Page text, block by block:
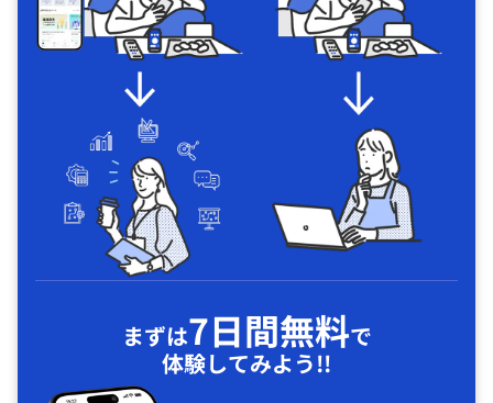
まずは7日間無料で
体験してみよう!!